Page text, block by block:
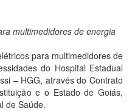
multimedidores de energia
para multimedidores de
do Hospital Estadual
– HGG, através do Contrato
e o Estado de Goiás,
de Saúde.